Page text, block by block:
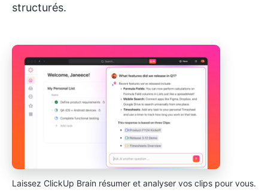
structurés.
Laissez ClickUp Brain résumer et analyser vos clips pour vous.